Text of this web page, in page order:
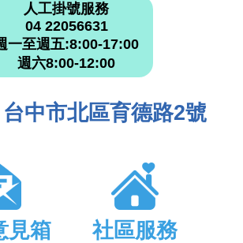
人工掛號服務
04 22056631
一至週五:8:00-17:00
週六8:00-12:00
中市北區育德路2號
見箱 社區服務